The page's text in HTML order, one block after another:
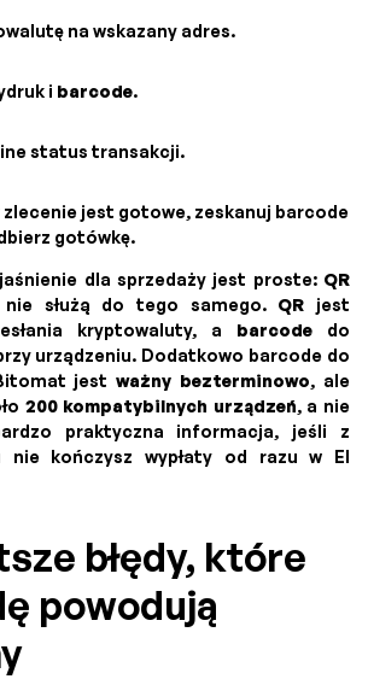
na wskazany adres.
i barcode.
status transakcji.
zlecenie jest gotowe, zeskanuj barcode
gotówkę.
dla sprzedaży jest proste: QR
nie służą do tego samego. QR jest
kryptowaluty, a barcode do
urządzeniu. Dodatkowo barcode do
jestważny bezterminowo, ale
200 kompatybilnych urządzeń, a nie
praktyczna informacja, jeśli z
nie kończysz wypłaty od razu w El
błędy, które
powodują